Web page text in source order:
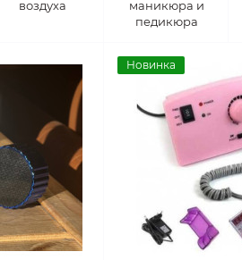
воздуха
маникюра и
педикюра
Новинка